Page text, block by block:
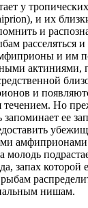
у
и их
и
расселяться и
и им
актиниями,
и
течением. Но
ее
амфиприонами
молодь
запах которой
нишам.